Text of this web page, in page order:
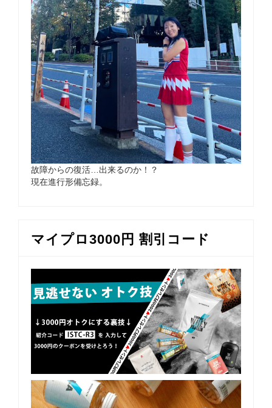
故障からの復活…出来るのか！？
現在進行形備忘録。
マイプロ3000円 割引コード